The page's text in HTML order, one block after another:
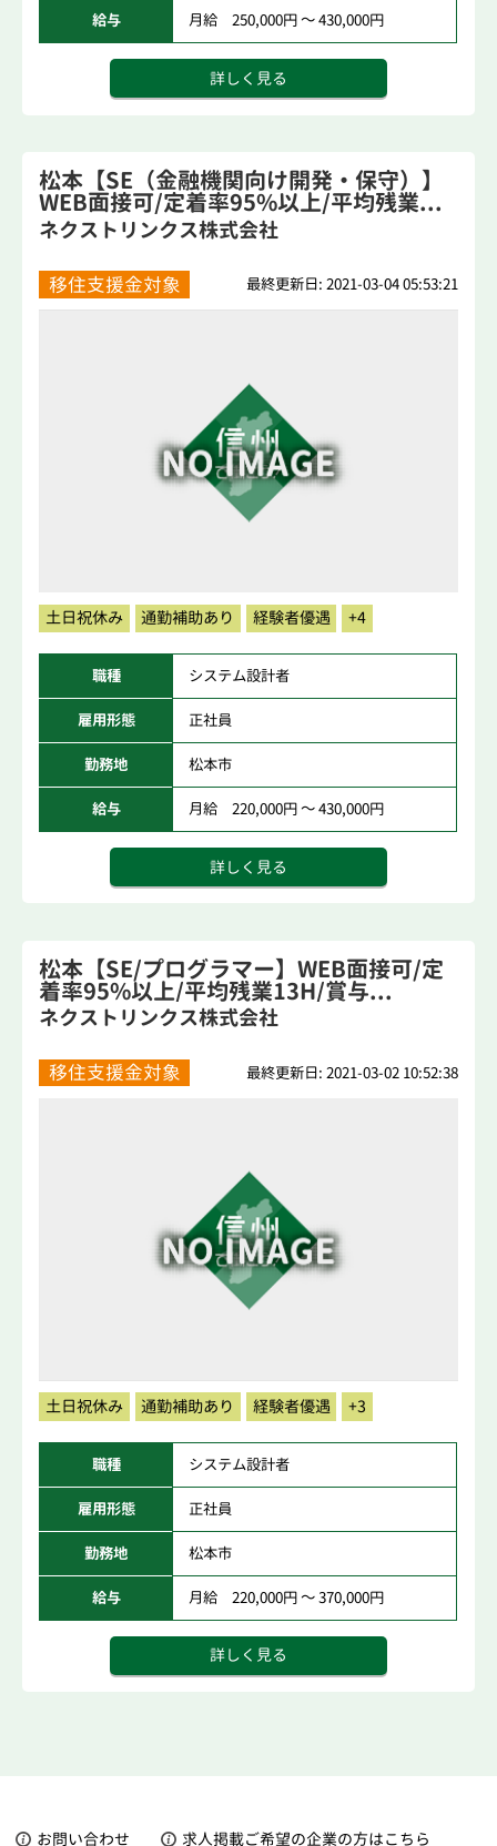
給与 月給 250,000円 ～ 430,000円
詳しく見る
松本【SE（金融機関向け開発・保守）】
WEB面接可/定着率95%以上/平均残業...
ネクストリンクス株式会社
移住支援金対象 最終更新日: 2021-03-04 05:53:21
土日祝休み 通勤補助あり 経験者優遇 +4
職種 システム設計者
雇用形態 正社員
勤務地 松本市
給与 月給 220,000円 ～ 430,000円
詳しく見る
松本【SE/プログラマー】WEB面接可/定
着率95%以上/平均残業13H/賞与...
ネクストリンクス株式会社
移住支援金対象 最終更新日: 2021-03-02 10:52:38
土日祝休み 通勤補助あり 経験者優遇 +3
職種 システム設計者
雇用形態 正社員
勤務地 松本市
給与 月給 220,000円 ～ 370,000円
詳しく見る
お問い合わせ 求人掲載ご希望の企業の方はこちら